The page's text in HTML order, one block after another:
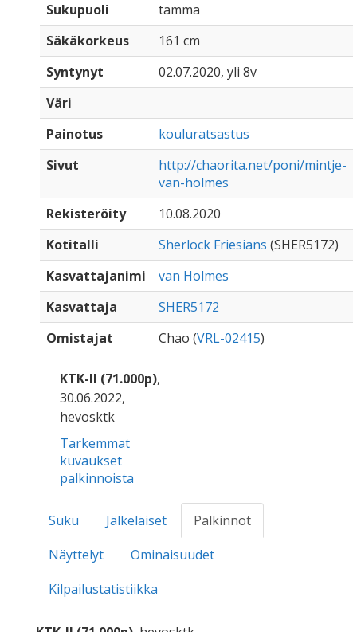
Sukupuoli
tamma
Säkäkorkeus
161 cm
Syntynyt
02.07.2020, yli 8v
Väri
Painotus
kouluratsastus
Sivut
http://chaorita.net/poni/mintje-
van-holmes
Rekisteröity
10.08.2020
Kotitalli
Sherlock Friesians (SHER5172)
Kasvattajanimi
van Holmes
Kasvattaja
SHER5172
Omistajat
Chao (VRL-02415)
KTK-II (71.000p),
30.06.2022,
hevosktk
Tarkemmat
kuvaukset
palkinnoista
Suku Jälkeläiset
Palkinnot
Näyttelyt
Ominaisuudet
Kilpailustatistiikka